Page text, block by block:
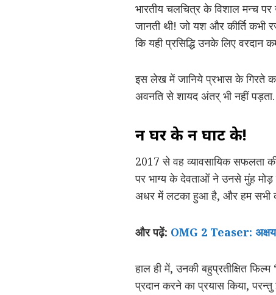
भारतीय चलचित्र के विशाल मन्च
जानती थी! जो यश और कीर्ति कभी
कि यही प्रसिद्धि उनके लिए वरदान
इस लेख में जानिये प्रभास के गिरते
अवनति से शायद अंतर् भी नहीं पड़ता.
न घर के न घाट के!
2017 से वह व्यावसायिक सफलता
पर भाग्य के देवताओं ने उनसे मुंह
अधर में लटका हुआ है, और हम सभी
और पढ़ें: OMG 2 Teaser:
हाल ही में, उनकी बहुप्रतीक्षित
प्रदान करने का प्रयास किया,